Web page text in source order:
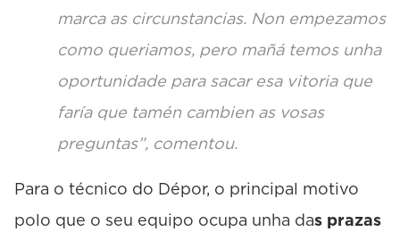
marca as circunstancias. Non empezamos
como queriamos, pero mañá temos unha
oportunidade para sacar esa vitoria que
faría que tamén cambien as vosas
preguntas”, comentou.
Para o técnico do Dépor, o principal motivo
polo que o seu equipo ocupa unha das prazas